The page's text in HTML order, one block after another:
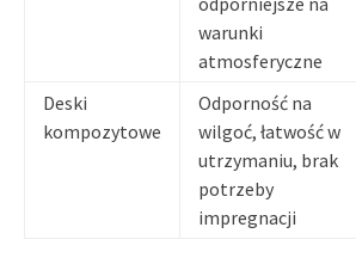
warunki
atmosferyczne
Deski
kompozytowe
Odporność na
wilgoć, łatwość w
utrzymaniu, brak
potrzeby
impregnacji